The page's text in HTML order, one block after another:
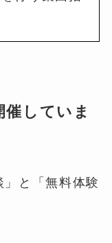
催していま
と「無料体験